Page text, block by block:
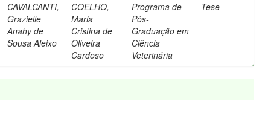
CAVALCANTI,
Grazielle
Anahy de
Sousa Aleixo
COELHO,
Maria
Cristina de
Oliveira
Cardoso
Programa de
Pós-
Graduação em
Ciência
Veterinária
Tese